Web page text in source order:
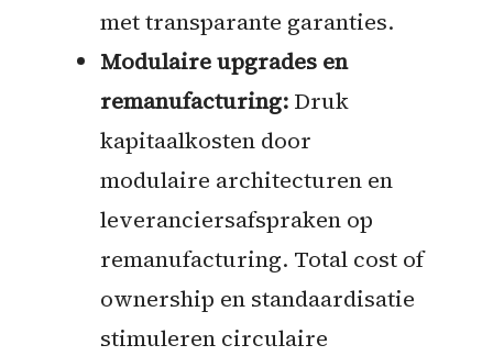
met transparante garanties.
Modulaire upgrades en
remanufacturing:Druk
kapitaalkosten door
modulaire architecturen en
leveranciersafspraken op
remanufacturing. Total cost of
ownership en standaardisatie
stimuleren circulaire